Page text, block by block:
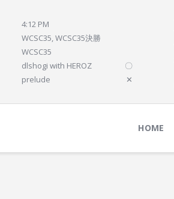
4:12 PM
WCSC35, WCSC35決勝
WCSC35
dlshogi with HEROZ
〇
prelude
✕
HOME